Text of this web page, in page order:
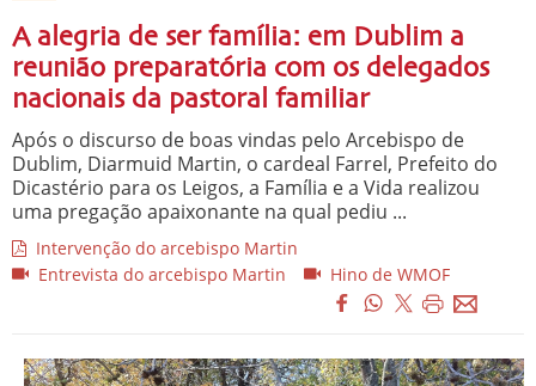
A alegria de ser família: em Dublim a
reunião preparatória com os delegados
nacionais da pastoral familiar
Após o discurso de boas vindas pelo Arcebispo de
Dublim, Diarmuid Martin, o cardeal Farrel, Prefeito do
Dicastério para os Leigos, a Família e a Vida realizou
uma pregação apaixonante na qual pediu ...
Intervenção do arcebispo Martin
Entrevista do arcebispo Martin
Hino de WMOF